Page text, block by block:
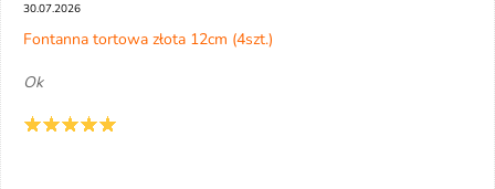
30.07.2026
Fontanna tortowa złota 12cm (4szt.)
Ok